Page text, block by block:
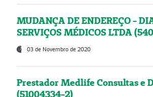
MUDANÇA DE ENDEREÇO -
SERVIÇOS MÉDICOS LTDA
03 de Novembro de 2020
Prestador Medlife Consultas e
(51004334-2)